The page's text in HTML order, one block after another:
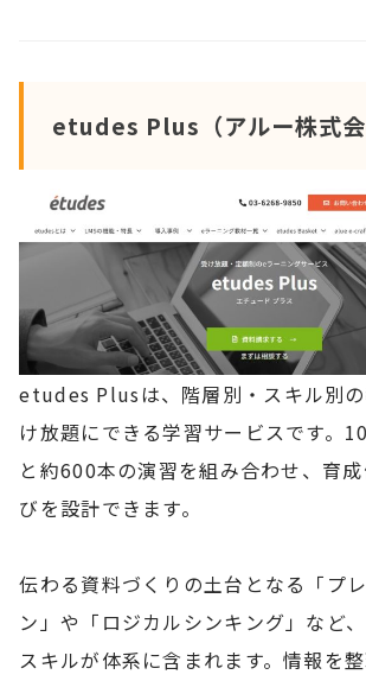
etudes Plus（アルー株式会
etudes Plusは、階層別・スキル別
け放題にできる学習サービスです。
と約600本の演習を組み合わせ、育
びを設計できます。
伝わる資料づくりの土台となる「プ
ン」や「ロジカルシンキング」など
スキルが体系に含まれます。情報を